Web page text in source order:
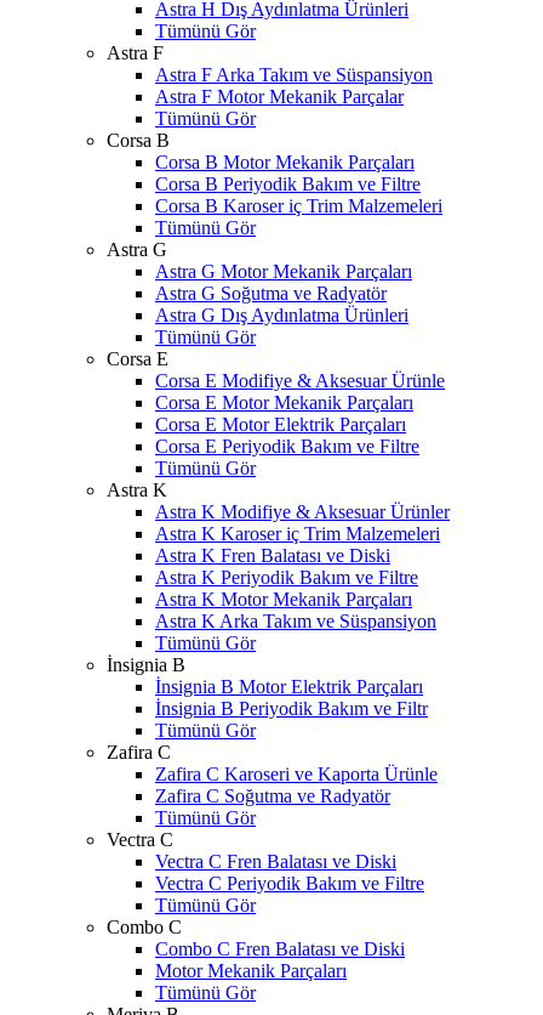
Astra H Dış Aydınlatma Ürünleri
Tümünü Gör
Astra F
Astra F Arka Takım ve Süspansiyon
Astra F Motor Mekanik Parçalar
Tümünü Gör
Corsa B
Corsa B Motor Mekanik Parçaları
Corsa B Periyodik Bakım ve Filtre
Corsa B Karoser iç Trim Malzemeleri
Tümünü Gör
Astra G
Astra G Motor Mekanik Parçaları
Astra G Soğutma ve Radyatör
Astra G Dış Aydınlatma Ürünleri
Tümünü Gör
Corsa E
Corsa E Modifiye & Aksesuar Ürünle
Corsa E Motor Mekanik Parçaları
Corsa E Motor Elektrik Parçaları
Corsa E Periyodik Bakım ve Filtre
Tümünü Gör
Astra K
Astra K Modifiye & Aksesuar Ürünler
Astra K Karoser iç Trim Malzemeleri
Astra K Fren Balatası ve Diski
Astra K Periyodik Bakım ve Filtre
Astra K Motor Mekanik Parçaları
Astra K Arka Takım ve Süspansiyon
Tümünü Gör
İnsignia B
İnsignia B Motor Elektrik Parçaları
İnsignia B Periyodik Bakım ve Filtr
Tümünü Gör
Zafira C
Zafira C Karoseri ve Kaporta Ürünle
Zafira C Soğutma ve Radyatör
Tümünü Gör
Vectra C
Vectra C Fren Balatası ve Diski
Vectra C Periyodik Bakım ve Filtre
Tümünü Gör
Combo C
Combo C Fren Balatası ve Diski
Motor Mekanik Parçaları
Tümünü Gör